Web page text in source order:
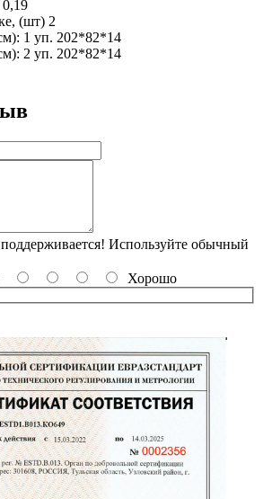
0,19
(шт) 2
1 уп. 202*82*14
2 уп. 202*82*14
Используйте обычный
Хорошо